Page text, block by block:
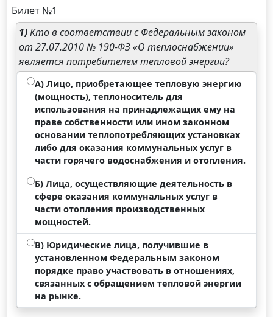
Билет №1
1)Кто в соответствии с Федеральным законом
от 27.07.2010 № 190-ФЗ «О теплоснабжении»
является потребителем тепловой энергии?
А) Лицо, приобретающее тепловую энергию
(мощность), теплоноситель для
использования на принадлежащих ему на
праве собственности или ином законном
основании теплопотребляющих установках
либо для оказания коммунальных услуг в
части горячего водоснабжения и отопления.
Б) Лица, осуществляющие деятельность в
сфере оказания коммунальных услуг в
части отопления производственных
мощностей.
В) Юридические лица, получившие в
установленном Федеральным законом
порядке право участвовать в отношениях,
связанных с обращением тепловой энергии
на рынке.